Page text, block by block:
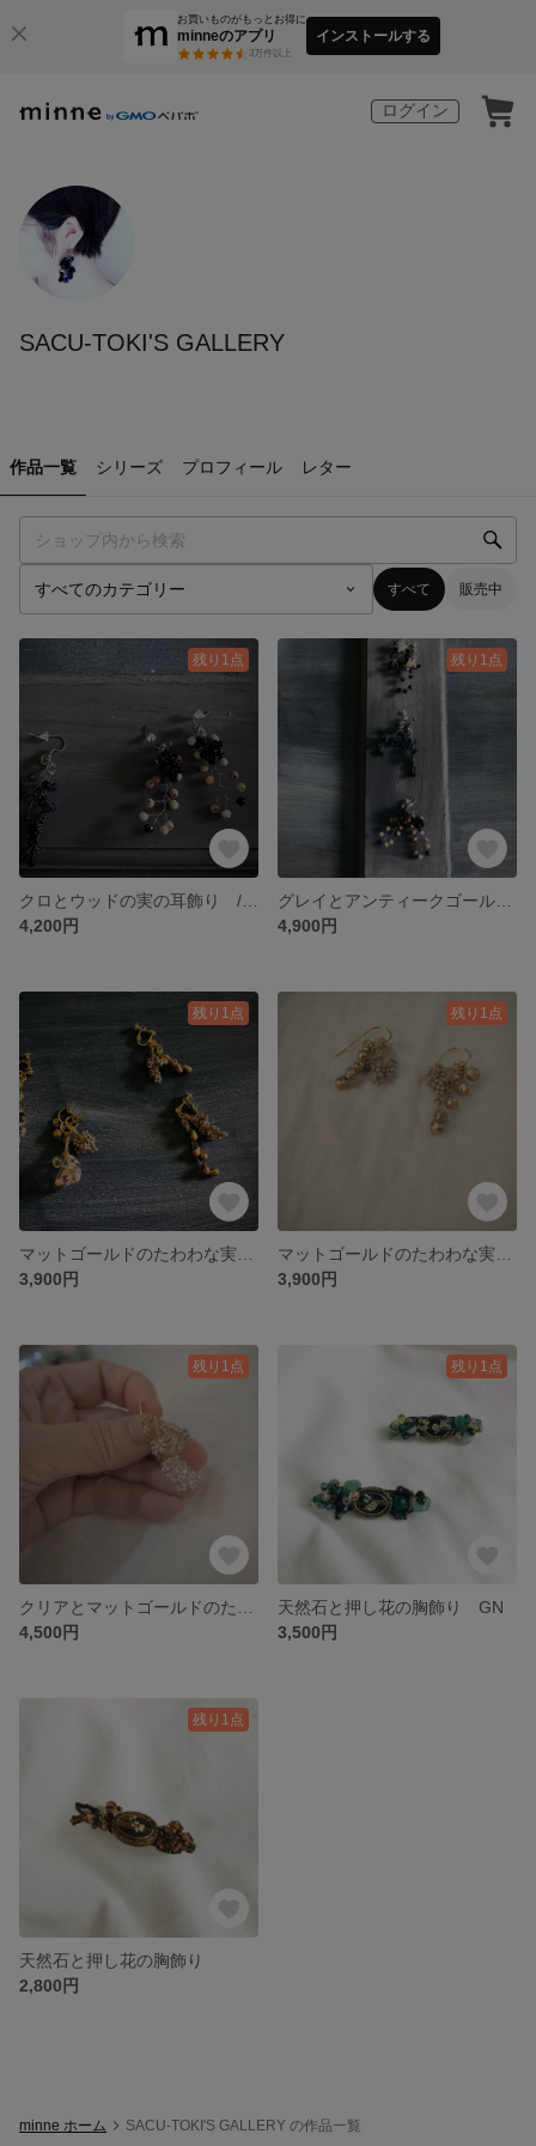
お買いものがもっとお得に
minneのアプリ
3万件以上
インストールする
ログイン
SACU-TOKI'S GALLERY
作品一覧 シリーズ プロフィール レター
すべて 販売中
残り1点
4,200円
残り1点
4,900円
残り1点
3,900円
残り1点
3,900円
残り1点
4,500円
残り1点
天然石と押し花の胸飾り GN
3,500円
残り1点
天然石と押し花の胸飾り
2,800円
minne ホーム SACU-TOKI'S GALLERY の作品一覧